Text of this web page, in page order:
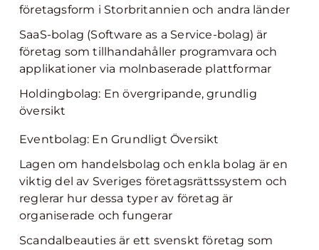
företagsform i Storbritannien och andra länder
SaaS-bolag (Software as a Service-bolag) är
företag som tillhandahåller programvara och
applikationer via molnbaserade plattformar
Holdingbolag: En övergripande, grundlig
översikt
Eventbolag: En Grundligt Översikt
Lagen om handelsbolag och enkla bolag är en
viktig del av Sveriges företagsrättssystem och
reglerar hur dessa typer av företag är
organiserade och fungerar
Scandalbeauties är ett svenskt företag som